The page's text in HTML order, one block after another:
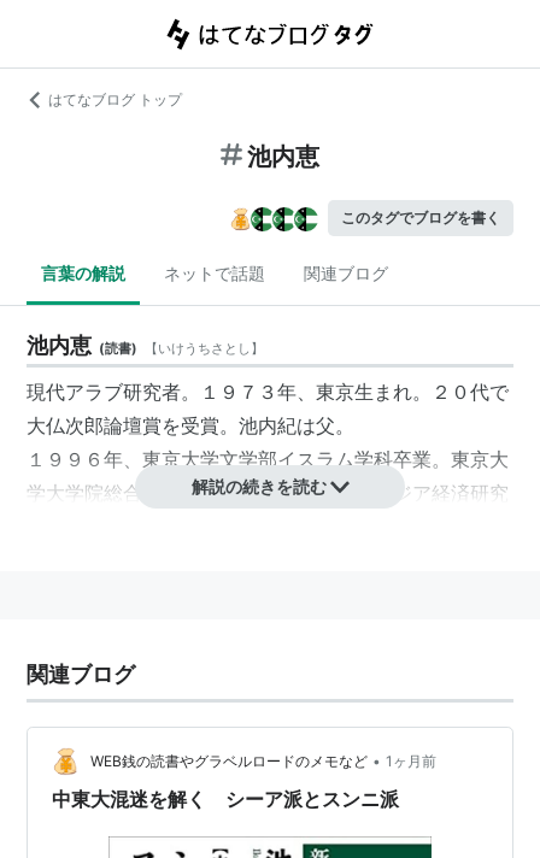
はてなブログ トップ
池内恵
このタグでブログを書く
言葉の解説 ネットで話題 関連ブログ
池内恵 (読書) 【いけうちさとし 】
現代アラブ研究者。１９７３年、東京生まれ。２０代で
大仏次郎論壇賞を受賞。池内紀は父。
１９９６年、東京大学文学部イスラム学科卒業。東京大
学大学院総合文化研究科博士課程修了。アジア経済研究
『現代アラブの社会思想―終末論とイスラーム主義』
（講談社現代新書、２００２年、大佛次郎論壇賞）な
ど。
解説の続きを読む
関連ブログ
WEB銭の読書やグラベルロードのメモなど • 1ヶ月前
中東大混迷を解く シーア派とスンニ派